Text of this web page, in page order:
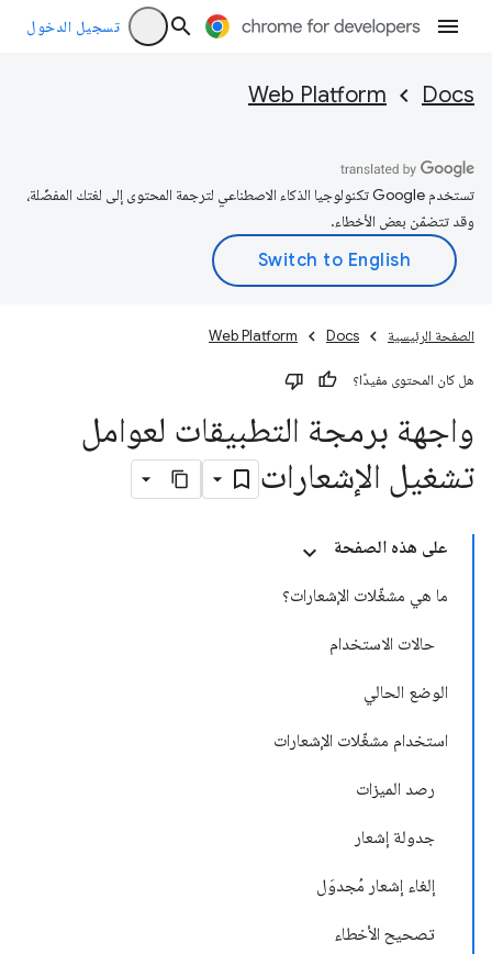
تسجيل الدخول
Docs
Web Platform
تستخدم Google تكنولوجيا الذكاء الاصطناعي لترجمة المحتوى إلى لغتك المفضّلة،
وقد تتضمّن بعض الأخطاء.
الصفحة الرئيسية Docs
Web Platform
هل كان المحتوى مفيدًا؟
واجهة برمجة التطبيقات لعوامل
تشغيل الإشعارات
على هذه الصفحة
ما هي مشغّلات الإشعارات؟
حالات الاستخدام
الوضع الحالي
استخدام مشغّلات الإشعارات
رصد الميزات
جدولة إشعار
إلغاء إشعار مُجدوَل
تصحيح الأخطاء